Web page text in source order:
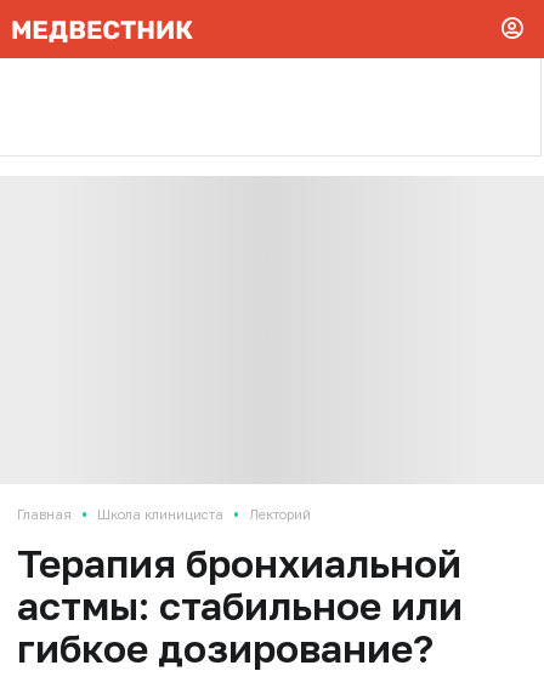
Главная • Школа клинициста • Лекторий
Терапия бронхиальной
астмы: стабильное или
гибкое дозирование?